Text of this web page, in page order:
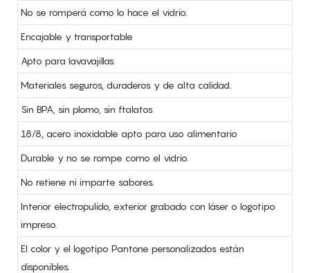
No se romperá como lo hace el vidrio.
Encajable y transportable
Apto para lavavajillas
Materiales seguros, duraderos y de alta calidad.
Sin BPA, sin plomo, sin ftalatos
18/8, acero inoxidable apto para uso alimentario
Durable y no se rompe como el vidrio.
No retiene ni imparte sabores.
Interior electropulido, exterior grabado con láser o logotipo
impreso.
El color y el logotipo Pantone personalizados están
disponibles.